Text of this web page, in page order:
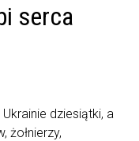
serca
dziesiątki, a
żołnierzy,